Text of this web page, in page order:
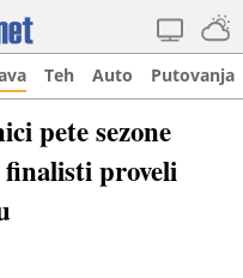
Teh Auto Putovanja
pete sezone
proveli